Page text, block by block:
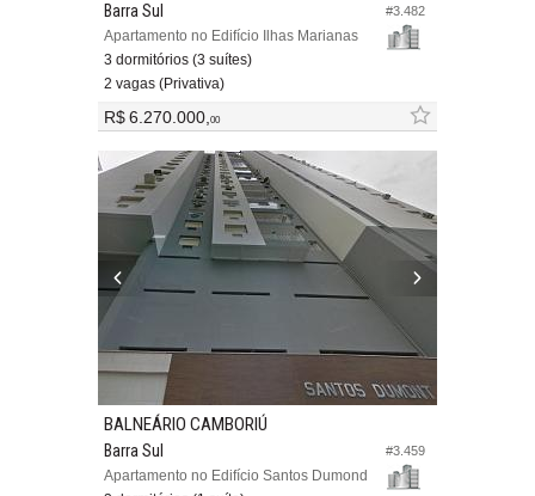
#3.482
Barra Sul
Apartamento no Edifício Ilhas Marianas
3 dormitórios (3 suítes)
2 vagas (Privativa)
R$ 6.270.000,00
#3.459
BALNEÁRIO CAMBORIÚ
Barra Sul
Apartamento no Edifício Santos Dumond